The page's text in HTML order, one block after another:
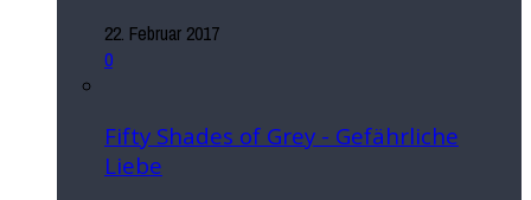
22. Februar 2017
0
Fifty Shades of Grey - Gefährliche
Liebe